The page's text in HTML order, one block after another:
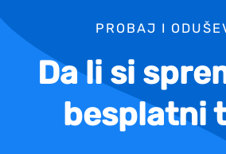
PROBAJ I
Da li si
besplatni